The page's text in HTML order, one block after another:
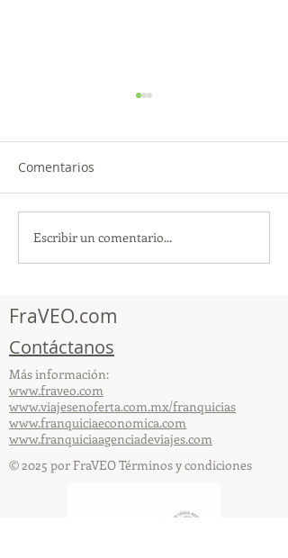
TourTravelynByFraveo
participó en la
Comentarios
Escribir un comentario...
FraVEO.com
Contáctanos
Más información:
www.fraveo.com
www.viajesenoferta.com.mx/franquicias
www.franquiciaeconomica.com
www.franquiciaagenciadeviajes.com
© 2025 por FraVEO Términos y condiciones